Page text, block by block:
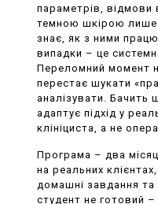
параметрів, відмови
темною шкірою лише
знає, як з ними
випадки – це
Переломний момент
перестає шукати
аналізувати. Бачить
адаптує підхід у
клініциста, а не
Програма – два
на реальних
домашні завдання та
студент не готовий –